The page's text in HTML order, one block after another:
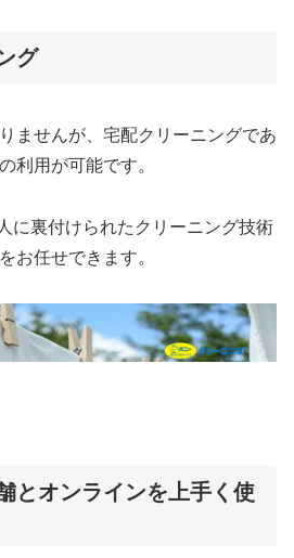
グ
ませんが、宅配クリーニングであ
利用が可能です。
に裏付けられたクリーニング技術
お任せできます。
とオンラインを上手く使